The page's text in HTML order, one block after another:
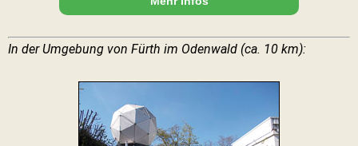
In der Umgebung von Fürth im Odenwald (ca. 10 km):